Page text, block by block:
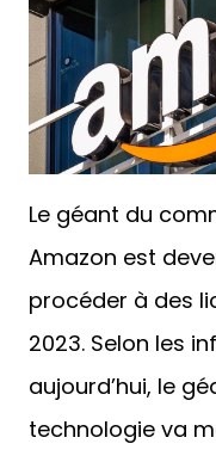
Le géant du
Amazon est
procéder à des
2023. Selon les
aujourd’hui, le
technologie va